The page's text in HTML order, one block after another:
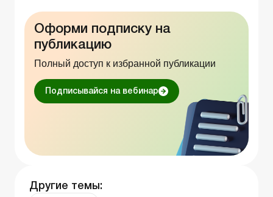
Оформи подписку на
публикацию
Полный доступ к избранной публикации
Подписывайся на вебинар
Другие темы: